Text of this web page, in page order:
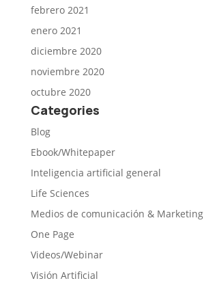
febrero 2021
enero 2021
diciembre 2020
noviembre 2020
octubre 2020
Categories
Blog
Ebook/Whitepaper
Inteligencia artificial general
Life Sciences
Medios de comunicación & Marketing
One Page
Videos/Webinar
Visión Artificial